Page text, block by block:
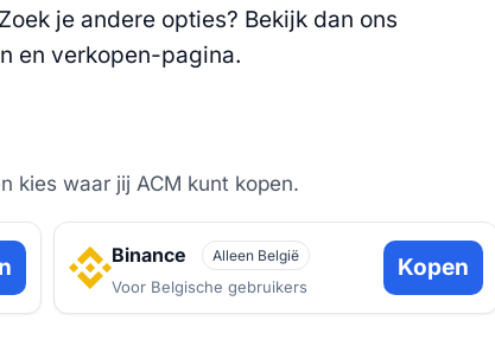
je andere opties? Bekijk dan ons
en verkopen-pagina.
kies waar jij ACM kunt kopen.
Binance Alleen België
Voor Belgische gebruikers
Kopen